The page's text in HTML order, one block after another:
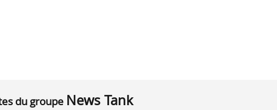
du groupe News Tank